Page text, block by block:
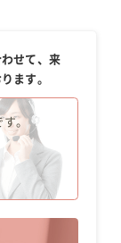
せて、来
ます。
す。